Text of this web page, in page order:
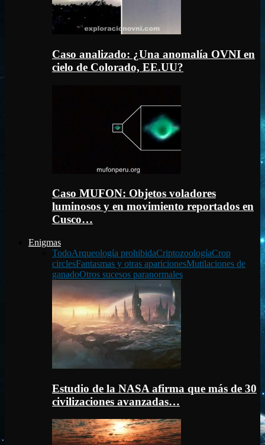
Caso analizado: ¿Una anomalía OVNI en
cielo de Colorado, EE.UU?
Caso MUFON: Objetos voladores
luminosos y en movimiento reportados en
Cusco…
Enigmas
TodoArqueología prohibidaCriptozoologíaCrop
circlesFantasmas y otras aparicionesMutilaciones de
ganadoOtros sucesos paranormales
Estudio de la NASA afirma que más de 30
civilizaciones avanzadas…